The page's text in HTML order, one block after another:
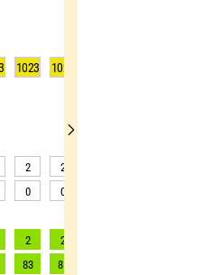
1023 1023
2 2
0 0
2 2
83 81